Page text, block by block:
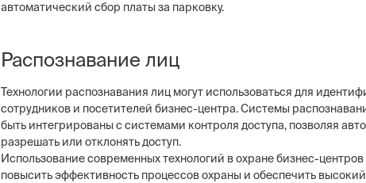
автоматический сбор платы за парковку.
Распознавание лиц
Технологии распознавания лиц могут использоваться для
сотрудников и посетителей бизнес-центра. Системы
быть интегрированы с системами контроля доступа, позволяя
разрешать или отклонять доступ.
Использование современных технологий в охране бизнес-центров
повысить эффективность процессов охраны и обеспечить